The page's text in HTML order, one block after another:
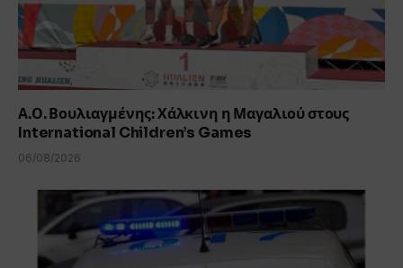
Α.Ο. Βουλιαγμένης: Χάλκινη η Μαγαλιού στους
International Children’s Games
06/08/2026